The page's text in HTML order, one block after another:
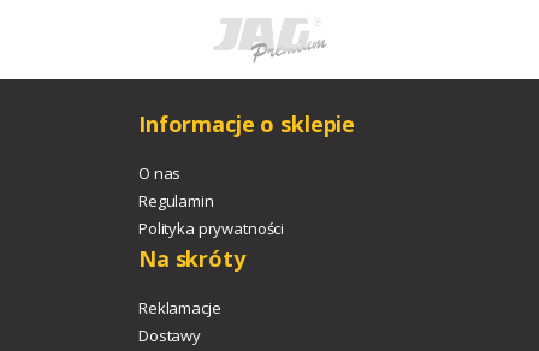
Informacje o sklepie
O nas
Regulamin
Polityka prywatności
Na skróty
Reklamacje
Dostawy